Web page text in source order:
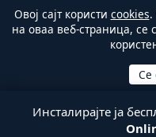
Овој сајт користи cookies.
на оваа веб-страница, се
Инсталирајте ја